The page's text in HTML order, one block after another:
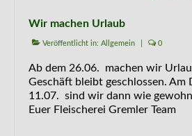
Wir machen Urlaub
Veröffentlicht in: Allgemein 0
Ab dem 26.06. machen wir
Geschäft bleibt geschlossen. Am
11.07. sind wir dann wie
Euer Fleischerei Gremler Team